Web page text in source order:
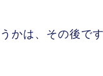
かは、その後で